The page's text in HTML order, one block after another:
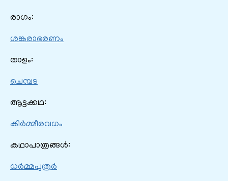
രാഗം:
ശങ്കരാഭരണം
താളം:
ചെമ്പട
ആട്ടക്കഥ:
കിർമ്മീരവധം
കഥാപാത്രങ്ങൾ:
ധർമ്മപുത്രർ